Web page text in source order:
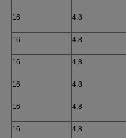
16 4,8
16 4,8
16 4,8
16 4,8
16 4,8
16 4,8